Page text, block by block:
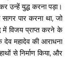
उन्हें युद्ध करना पड़ा।
पार करना था, जो
में विजय प्राप्त करने के
देव महादेव की आराधना
से निर्माण किया, और